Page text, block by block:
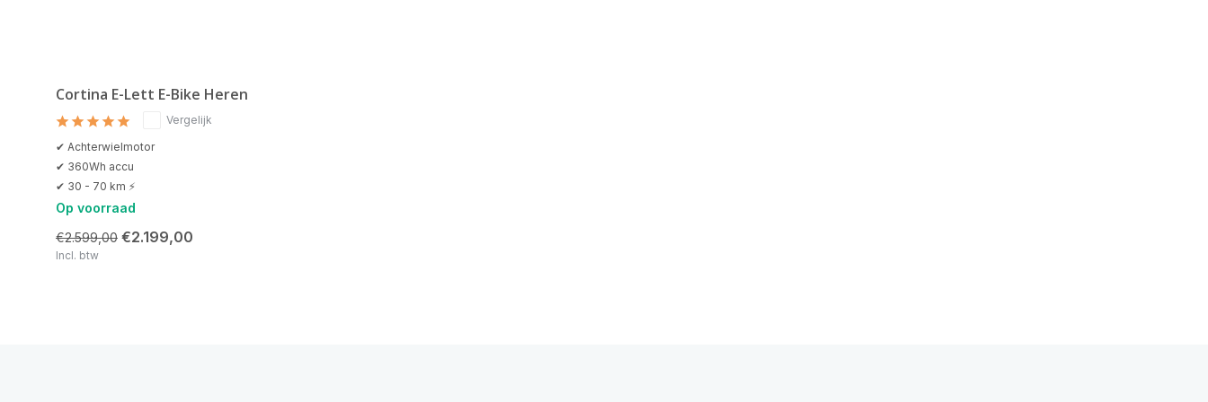
Cortina E-Lett E-Bike Heren
Vergelijk
✔ Achterwielmotor
✔ 360Wh accu
✔ 30 - 70 km ⚡
Op voorraad
€2.599,00 €2.199,00
Incl. btw